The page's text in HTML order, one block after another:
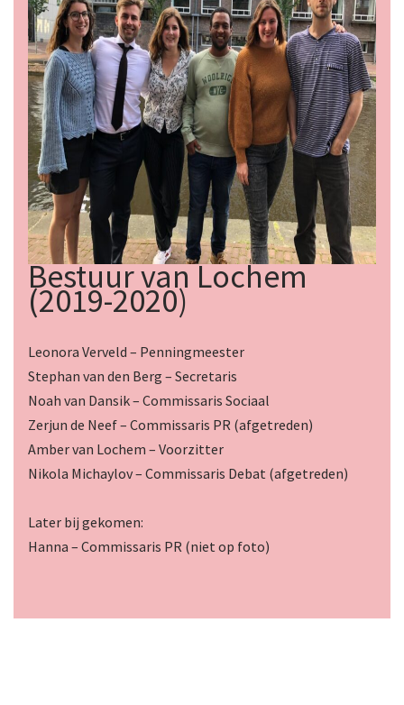
Bestuur van Lochem
(2019-2020)
Leonora Verveld – Penningmeester
Stephan van den Berg – Secretaris
Noah van Dansik – Commissaris Sociaal
Zerjun de Neef – Commissaris PR (afgetreden)
Amber van Lochem – Voorzitter
Nikola Michaylov – Commissaris Debat (afgetreden)
Later bij gekomen:
Hanna – Commissaris PR (niet op foto)